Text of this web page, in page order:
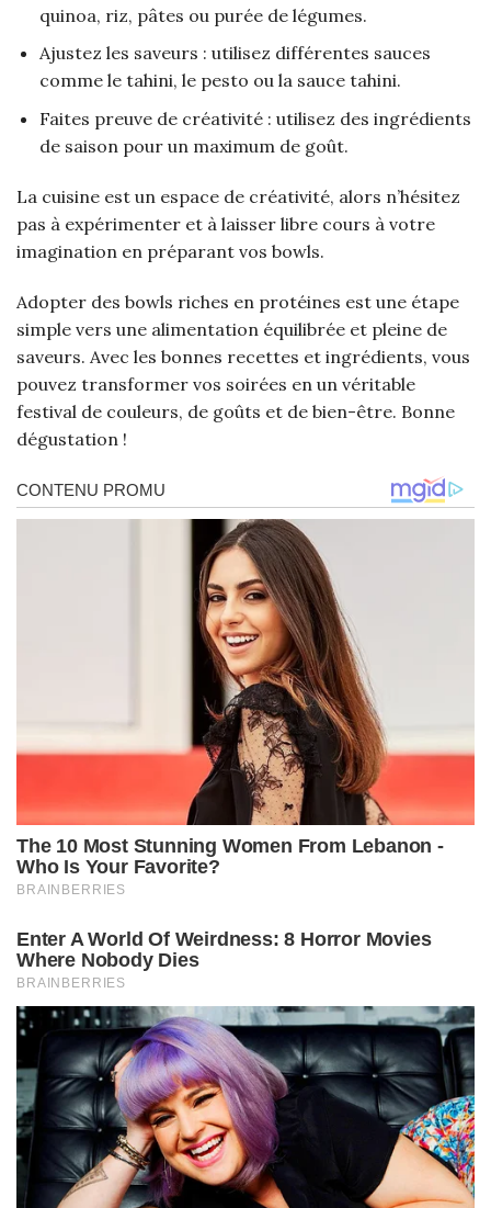
quinoa, riz, pâtes ou purée de légumes.
Ajustez les saveurs : utilisez différentes sauces
comme le tahini, le pesto ou la sauce tahini.
Faites preuve de créativité : utilisez des ingrédients
de saison pour un maximum de goût.
La cuisine est un espace de créativité, alors n’hésitez
pas à expérimenter et à laisser libre cours à votre
imagination en préparant vos bowls.
Adopter des bowls riches en protéines est une étape
simple vers une alimentation équilibrée et pleine de
saveurs. Avec les bonnes recettes et ingrédients, vous
pouvez transformer vos soirées en un véritable
festival de couleurs, de goûts et de bien-être. Bonne
dégustation !